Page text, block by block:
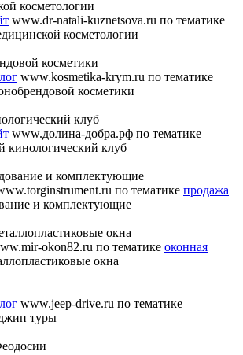
www.dr-natali-kuznetsova.ru по тематике
косметологии
www.kosmetika-krym.ru по тематике
косметики
www.долина-добра.рф по тематике
кинологический клуб
по тематике продажа
и комплектующие
okon82.ru по тематике оконная
окна
www.jeep-drive.ru по тематике
туры